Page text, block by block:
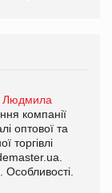
Людмила
компанії
оптової та
торгівлі
Особливості.